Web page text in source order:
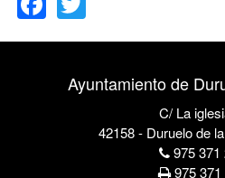
Ayuntamiento de
C/ La
42158 - Duruelo de
975 371
975 371